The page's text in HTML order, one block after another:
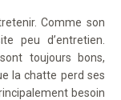
Comme son
peu d’entretien.
toujours bons,
la chatte perd ses
besoin